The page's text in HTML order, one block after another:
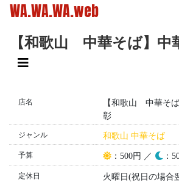
WA.WA.WA.web
【和歌山 中華そば】
店名
【和歌山 中華そ
彰
ジャンル 和歌山 中華そば
予算 昼：500円 ／ 夜：
定休日 火曜日(祝日の場合